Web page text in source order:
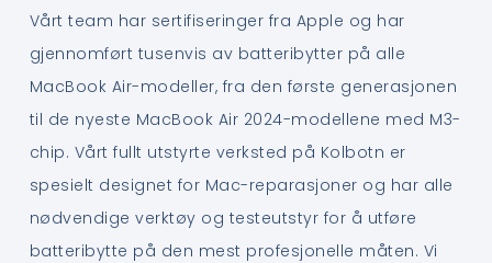
Vårt team har sertifiseringer fra Apple og har
gjennomført tusenvis av batteribytter på alle
MacBook Air-modeller, fra den første generasjonen
til de nyeste MacBook Air 2024-modellene med M3-
chip. Vårt fullt utstyrte verksted på Kolbotn er
spesielt designet for Mac-reparasjoner og har alle
nødvendige verktøy og testeutstyr for å utføre
batteribytte på den mest profesjonelle måten. Vi